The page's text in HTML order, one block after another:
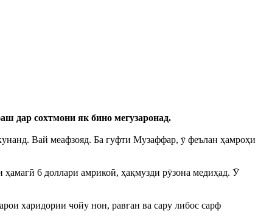
дар сохтмони як бино мегузаронад.
Вай меафзояд. Ба гуфти Музаффар, ӯ феълан ҳамроҳи
6 доллари амрикоӣ, ҳақмузди рӯзона медиҳад. Ӯ
харидории чойу нон, равған ва сару либос сарф